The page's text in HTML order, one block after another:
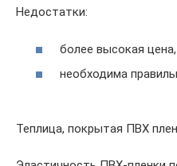
Недостатки:
более высокая
необходима
Теплица, покрытая ПВХ